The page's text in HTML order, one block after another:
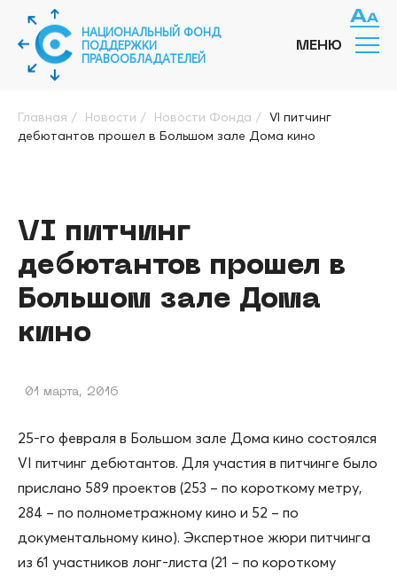
НАЦИОНАЛЬНЫЙ ФОНД
ПОДДЕРЖКИ
ПРАВООБЛАДАТЕЛЕЙ
МЕНЮ
Главная / Новости / Новости Фонда / VI питчинг
дебютантов прошел в Большом зале Дома кино
VI питчинг
дебютантов прошел в
Большом зале Дома
кино
01 марта, 2016
25-го февраля в Большом зале Дома кино состоялся
VI питчинг дебютантов. Для участия в питчинге было
прислано 589 проектов (253 – по короткому метру,
284 – по полнометражному кино и 52 – по
документальному кино). Экспертное жюри питчинга
из 61 участников лонг-листа (21 – по короткому